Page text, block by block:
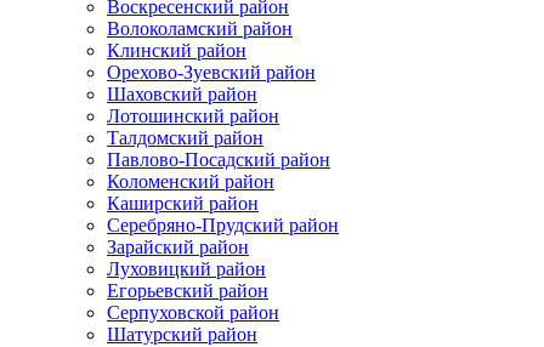
Воскресенский район
Волоколамский район
Клинский район
Орехово-Зуевский район
Шаховский район
Лотошинский район
Талдомский район
Павлово-Посадский район
Коломенский район
Каширский район
Серебряно-Прудский район
Зарайский район
Луховицкий район
Егорьевский район
Серпуховской район
Шатурский район